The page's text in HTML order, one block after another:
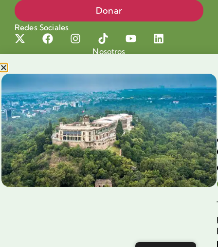
Donar
Redes Sociales
Nosotros
Nuestra Causa
Productos con Causa
Blog
Voluntariado Chapultepec
Aliados
Legales
Prensa
Aviso de Privacidad